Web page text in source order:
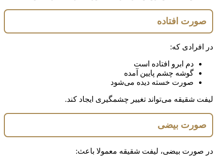
صورت افتاده
در افرادی که:
دم ابرو افتاده است
گوشه چشم پایین آمده
صورت خسته دیده می‌شود
لیفت شقیقه می‌تواند تغییر چشمگیری ایجاد کند.
صورت بیضی
در صورت بیضی، لیفت شقیقه معمولا باعث: